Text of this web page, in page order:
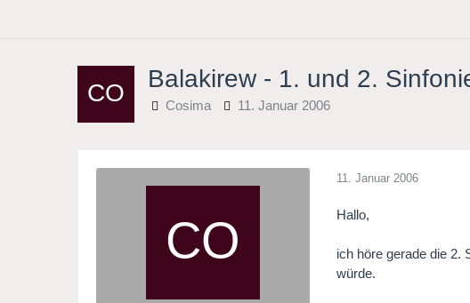
Balakirew - 1. und 2.
Cosima 11. Januar 2006
11. Januar 2006
Hallo,
ich höre gerade die 2.
würde.